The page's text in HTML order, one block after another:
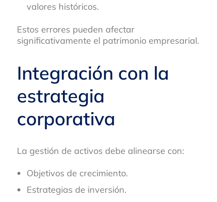
valores históricos.
Estos errores pueden afectar
significativamente el patrimonio empresarial.
Integración con la
estrategia
corporativa
La gestión de activos debe alinearse con:
Objetivos de crecimiento.
Estrategias de inversión.